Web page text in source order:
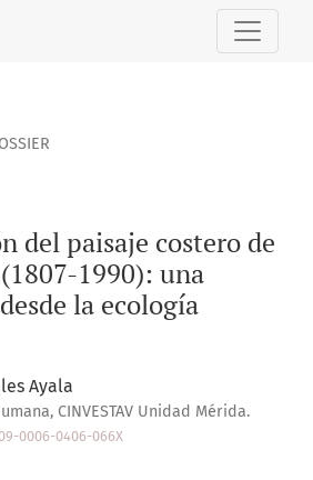
costero de Sisal, Yucatán
del paisaje costero de
1990): una
la ecología
Ayala
CINVESTAV Unidad Mérida.
0006-0406-066X